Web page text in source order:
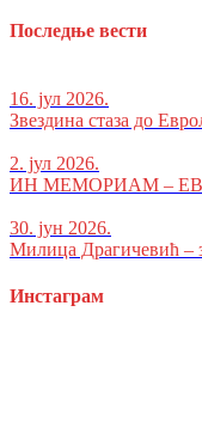
Последње вести
16. јул 2026.
Звездина стаза до
2. јул 2026.
ИН МЕМОРИАМ –
30. јун 2026.
Милица Драгичевић –
Инстаграм